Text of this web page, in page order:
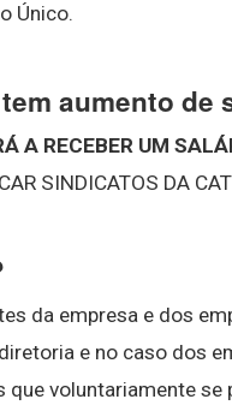
Único.
aumento de
A RECEBER UM
SINDICATOS DA
da empresa e dos
e no caso dos
voluntariamente